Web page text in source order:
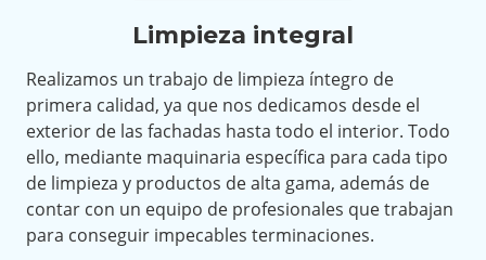
Limpieza integral
Realizamos un trabajo de limpieza íntegro de
primera calidad, ya que nos dedicamos desde el
exterior de las fachadas hasta todo el interior. Todo
ello, mediante maquinaria específica para cada tipo
de limpieza y productos de alta gama, además de
contar con un equipo de profesionales que trabajan
para conseguir impecables terminaciones.